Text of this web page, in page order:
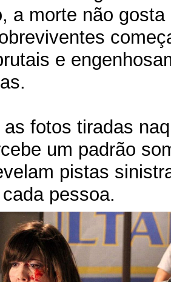
a morte não
e
as fotos tiradas
um padrão
pistas
pessoa.